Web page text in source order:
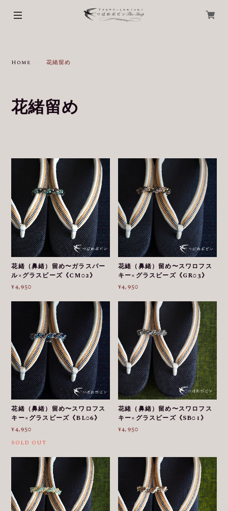
Home 花緒留め
花緒留め
花緒（鼻緒）留め〜ガラスパー
ル×グラスビーズ《CM02》
¥4,950
花緒（鼻緒）留め〜スワロフス
キー×グラスビーズ《GR03》
¥4,950
花緒（鼻緒）留め〜スワロフス
キー×グラスビーズ《BL06》
¥4,950
SOLD OUT
花緒（鼻緒）留め〜スワロフス
キー×グラスビーズ《SB01》
¥4,950